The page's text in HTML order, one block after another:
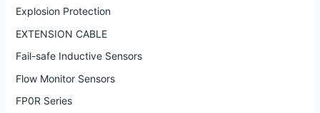
Explosion Protection
EXTENSION CABLE
Fail-safe Inductive Sensors
Flow Monitor Sensors
FP0R Series